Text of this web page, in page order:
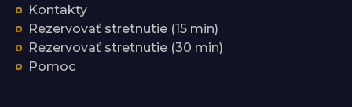
Kontakty
Rezervovať stretnutie (15 min)
Rezervovať stretnutie (30 min)
Pomoc